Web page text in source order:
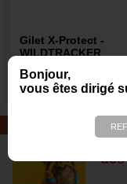
Bonjour,
vous êtes dirigé
Gilet X-Protect -
WILDTRACKER
229,00 €
JOUETS EN CORDE